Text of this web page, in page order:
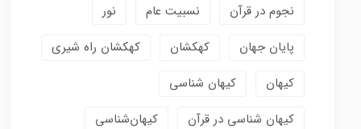
نجوم در قرآن
نسبیت عام
نور
پایان جهان
کهکشان
کهکشان راه شیری
کیهان
کیهان شناسی
کیهان شناسی در قرآن
کیهان‌شناسی